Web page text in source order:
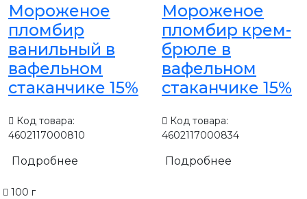
Мороженое
пломбир
ванильный в
вафельном
стаканчике 15%
Код товара:
4602117000810
Подробнее
Мороженое
пломбир крем-
брюле в
вафельном
стаканчике 15%
Код товара:
4602117000834
Подробнее
100 г